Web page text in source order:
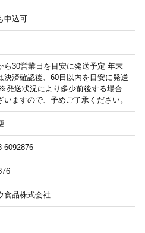
申込可
ら30営業日を目安に発送予定 年末
決済確認後、60日以内を目安に発送
発送状況により多少前後する場合
いますので、予めご了承ください。
6092876
食品株式会社